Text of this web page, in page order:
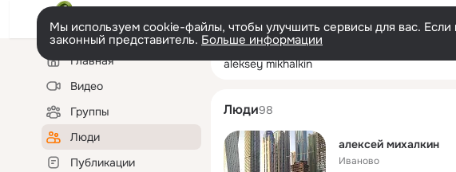
Мы используем cookie-файлы, чтобы улучшить сервисы для вас.
законный представитель. Больше информации
Левая
колонкаГлавная
Видео
Группы
Люди
Публикации
aleksey mikhalkin
Люди98
алексей михалкин
Иваново